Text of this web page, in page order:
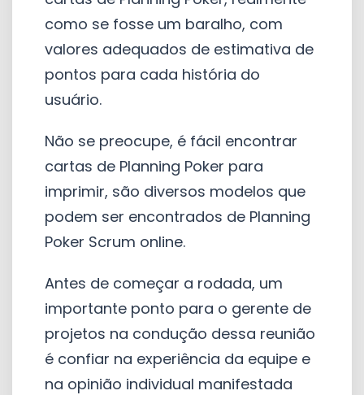
como se fosse um baralho, com
valores adequados de estimativa de
pontos para cada história do
usuário.
Não se preocupe, é fácil encontrar
cartas de Planning Poker para
imprimir, são diversos modelos que
podem ser encontrados de Planning
Poker Scrum online.
Antes de começar a rodada, um
importante ponto para o gerente de
projetos na condução dessa reunião
é confiar na experiência da equipe e
na opinião individual manifestada